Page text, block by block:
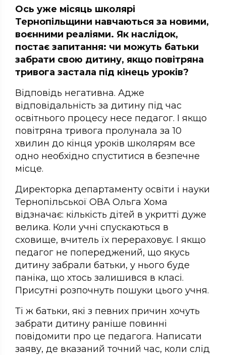
Ось уже місяць школярі
Тернопільщини навчаються за новими,
воєнними реаліями. Як наслідок,
постає запитання: чи можуть батьки
забрати свою дитину, якщо повітряна
тривога застала під кінець уроків?
Відповідь негативна. Адже
відповідальність за дитину під час
освітнього процесу несе педагог. І якщо
повітряна тривога пролунала за 10
хвилин до кінця уроків школярям все
одно необхідно спуститися в безпечне
місце.
Директорка департаменту освіти і науки
Тернопільської ОВА Ольга Хома
відзначає: кількість дітей в укритті дуже
велика. Коли учні спускаються в
сховище, вчитель їх перераховує. І якщо
педагог не попереджений, що якусь
дитину забрали батьки, у нього буде
паніка, що хтось залишився в класі.
Присутні розпочнуть пошуки цього учня.
Ті ж батьки, які з певних причин хочуть
забрати дитину раніше повинні
повідомити про це педагога. Написати
заяву, де вказаний точний час, коли слід